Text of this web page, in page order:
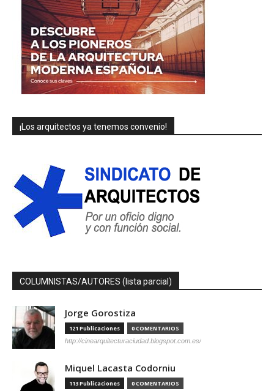
¡Los arquitectos ya tenemos convenio!
COLUMNISTAS/AUTORES (lista parcial)
Jorge Gorostiza
121 Publicaciones 0 COMENTARIOS
http://cinearquitecturaciudad.blogspot.com.es/
Miquel Lacasta Codorniu
113 Publicaciones 0 COMENTARIOS